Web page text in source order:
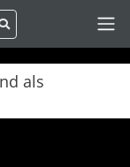
als